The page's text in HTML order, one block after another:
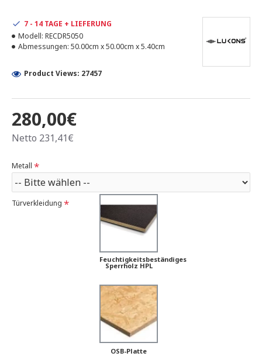
280,00€
Netto 231,41€
7 - 14 TAGE + LIEFERUNG
Modell: RECDR5050
Abmessungen: 50.00cm x 50.00cm x 5.40cm
Product Views: 27457
Metall
Türverkleidung
Feuchtigkeitsbeständiges
Sperrholz HPL
OSB-Platte